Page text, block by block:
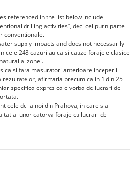
referenced in the list below include
drilling activities”, deci cel putin parte
conventionale.
supply impacts and does not necessarily
cele 243 cazuri au ca si cauze forajele clasice
al zonei.
si fara masuratori anterioare inceperii
afirmatia precum ca in 1 din 25
specifica expres ca e vorba de lucrari de
cele de la noi din Prahova, in care s-a
al unor catorva foraje cu lucrari de